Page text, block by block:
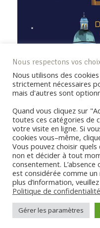
REJOIGNEZ
Copyright © Coderando77 -
confidentialité
Nous respectons vos
Nous utilisons des
strictement nécessaires
mais d'autres sont
Quand vous cliquez sur
toutes ces catégories de
votre visite en ligne. Si
cookies vous–même,
Vous pouvez choisir
non et décider à tout
consentement.
est considérée comme
plus d’information,
Politique de confidentialité
Gérer les paramètres